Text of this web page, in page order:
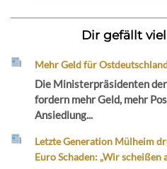
Dir gefällt
Mehr Geld für
Die Ministerpräsidenten
fordern mehr Geld, mehr
Ansiedlung...
Letzte Generation Mülheim
Euro Schaden: „Wir